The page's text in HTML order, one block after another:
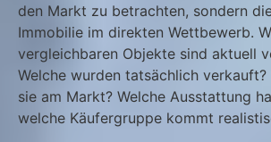
den Markt zu betrachten, sondern
Immobilie im direkten Wettbewerb.
vergleichbaren Objekte sind aktuell
Welche wurden tatsächlich verkauft?
sie am Markt? Welche Ausstattung
welche Käufergruppe kommt